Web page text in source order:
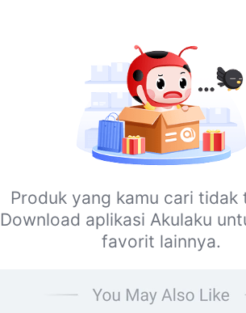
Produk yang kamu cari tidak
Download aplikasi Akulaku
favorit lainnya.